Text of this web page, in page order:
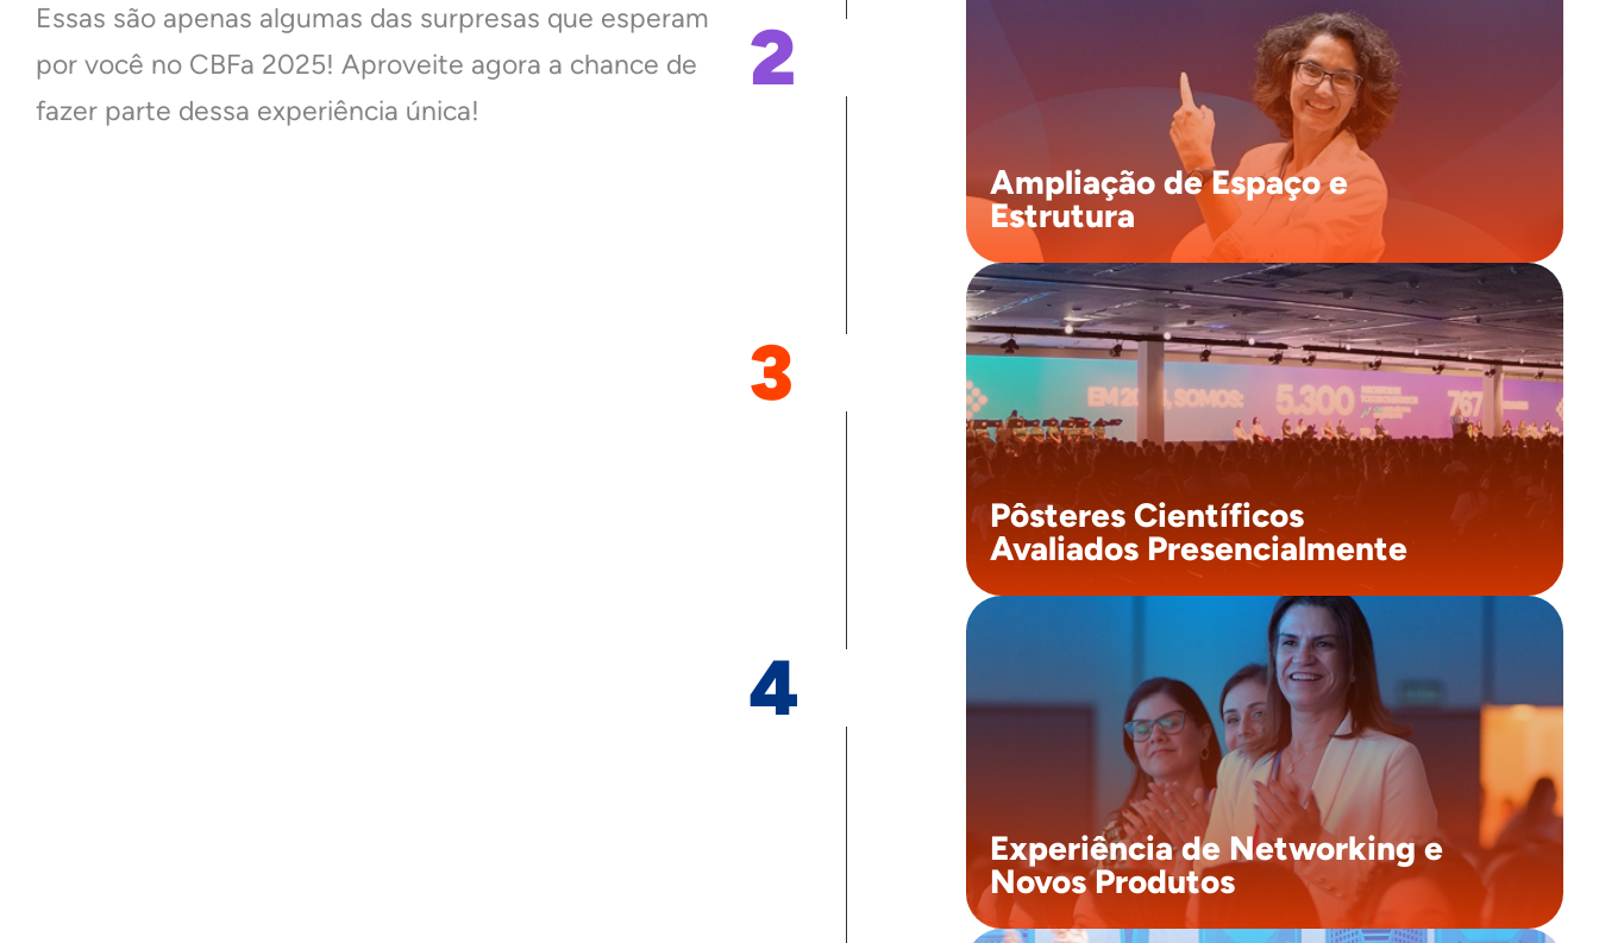
Essas são apenas algumas das surpresas que esperam
por você no CBFa 2025! Aproveite agora a chance de
fazer parte dessa experiência única!
2
3
4
Ampliação de Espaço e
Estrutura
O evento vai crescer quase 100% em relação ao ano
passado! Com 19.813 m², teremos 23 salas de conferências,
3 novas arenas, mais de 400 atividades programadas e um
espaço de 9.000 m² dedicado à feira. A infraestrutura vai
garantir que você aproveite ao máximo todos os conteúdos
Pôsteres Científicos
Avaliados Presencialmente
Uma das grandes novidades que muitos esperavam: os
pôsteres científicos serão avaliados no local! Isso permitirá
maior reconhecimento para as pesquisas e um contato mais
próximo com os trabalhos inovadores que estão moldando o
futuro da Fonoaudiologia.
Experiência de Networking e
Novos Produtos
Com um aumento significativo no número de expositores,
você terá acesso a uma variedade ainda maior de empresas
especializadas, novas tecnologias e produtos inovadores.
Além disso, o evento oferece inúmeras oportunidades de
networking, com a chance de conhecer novos fornecedores
e clientes.